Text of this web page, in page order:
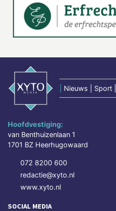
Nieuws | Sport
Hoofdvestiging:
van Benthuizenlaan 1
1701 BZ Heerhugowaard
072 8200 600
redactie@xyto.nl
www.xyto.nl
SOCIAL MEDIA